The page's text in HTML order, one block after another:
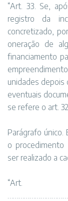
“Art. 33. Se,
registro da
concretizado,
oneração de
financiamento
unidades depois
eventuais
se refere o art.
Parágrafo único.
o
ser realizado a